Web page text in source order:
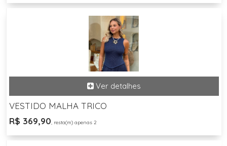
VESTIDO MALHA TRICO
R$ 369,90, resta(m) apenas 2